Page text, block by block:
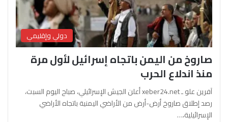
دولي وإقليمي
صاروخ من اليمن باتجاه إسرائيل لأول مرة
منذ اندلاع الحرب
آفرين علو ـ xeber24.net أعلن الجيش الإسرائيلي، صباح اليوم السبت،
رصد إطلاق صاروخ أرض-أرض من الأراضي اليمنية باتجاه الأراضي
الإسرائيلية،…